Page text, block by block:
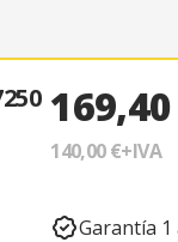
140,00 €+IVA
Garantía 1